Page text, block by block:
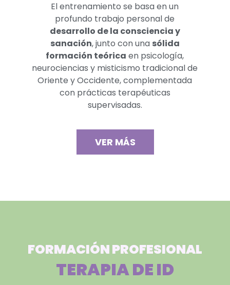
El entrenamiento se basa en un
profundo trabajo personal de
desarrollo de la consciencia y
sanación, junto con una sólida
formación teórica en psicología,
neurociencias y misticismo tradicional de
Oriente y Occidente, complementada
con prácticas terapéuticas
supervisadas.
VER MÁS
FORMACIÓN PROFESIONAL
TERAPIA DE ID